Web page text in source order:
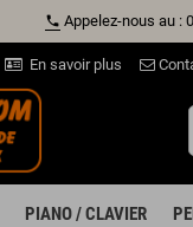
phone Appelez-nous au :
En savoir plus
PIANO / CLAVIER